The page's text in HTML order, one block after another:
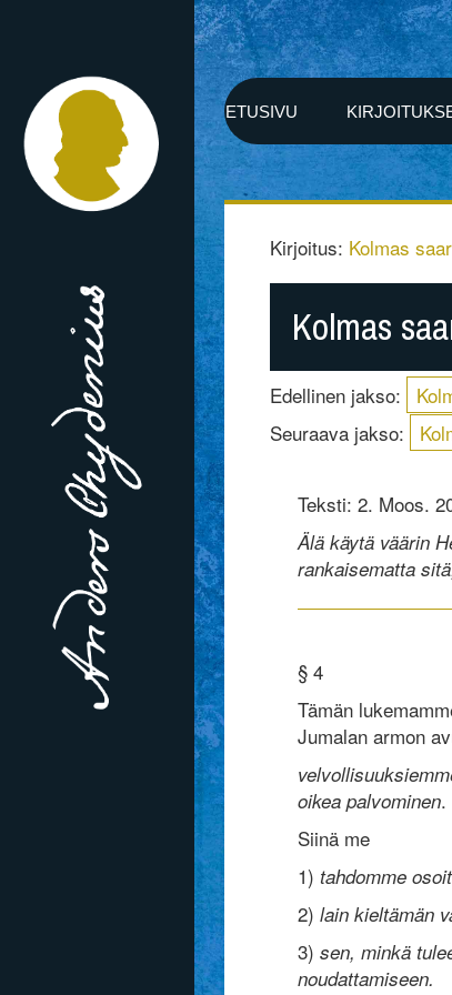
ETUSIVU
Kirjoitus: Kolmas
Kolmas
Edellinen jakso:
Seuraava jakso:
Teksti: 2. Moos.
Älä käytä väärin
rankaisematta
§ 4
Tämän
Jumalan armon
oikea palvominen.
Siinä me
1)tahdomme
2)lain kieltämän
3)sen, minkä
noudattamiseen.